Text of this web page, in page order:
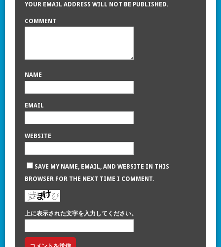
YOUR EMAIL ADDRESS WILL NOT BE PUBLISHED.
COMMENT
NAME
EMAIL
WEBSITE
SAVE MY NAME, EMAIL, AND WEBSITE IN THIS
BROWSER FOR THE NEXT TIME I COMMENT.
上に表示された文字を入力してください。